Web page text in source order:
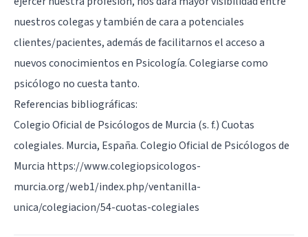
nuestros colegas y también de cara a potenciales
clientes/pacientes, además de facilitarnos el acceso a
nuevos conocimientos en Psicología. Colegiarse como
psicólogo no cuesta tanto.
Referencias bibliográficas:
Colegio Oficial de Psicólogos de Murcia (s. f.) Cuotas
colegiales. Murcia, España. Colegio Oficial de Psicólogos de
Murcia https://www.colegiopsicologos-
murcia.org/web1/index.php/ventanilla-
unica/colegiacion/54-cuotas-colegiales